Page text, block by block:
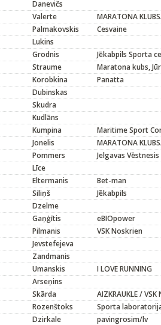
Danevičs
Valerte
MARATONA
Palmakovskis
Cesvaine
Lukins
Grodnis
Jēkabpils Sporta
Straume
Maratona kubs,
Korobkina
Panatta
Dubinskas
Skudra
Kudlāns
Kumpina
Maritime Sport
Jonelis
MARATONA
Pommers
Jelgavas Vēstnesis
Līce
Eltermanis
Bet-man
Siliņš
Jēkabpils
Dzelme
Gaņģītis
eBIOpower
Pilmanis
VSK Noskrien
Jevstefejeva
Zandmanis
Umanskis
I LOVE RUNNING
Arseņins
Skārda
AIZKRAUKLE /
Rozenštoks
Sporta
Dzirkale
pavingrosim/lv